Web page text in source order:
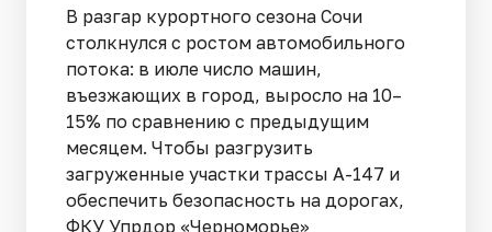
В разгар курортного сезона Сочи
столкнулся с ростом автомобильного
потока: в июле число машин,
въезжающих в город, выросло на 10–
15% по сравнению с предыдущим
месяцем. Чтобы разгрузить
загруженные участки трассы А-147 и
обеспечить безопасность на дорогах,
ФКУ Упрдор «Черноморье»